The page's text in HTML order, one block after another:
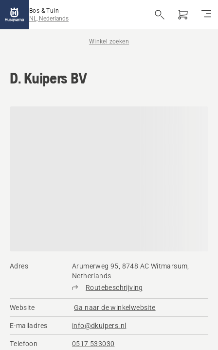
Bos & Tuin
NL, Nederlands
Winkel zoeken
D. Kuipers BV
Adres
Arumerweg 95, 8748 AC Witmarsum,
Netherlands
Routebeschrijving
Website Ga naar de winkelwebsite
E-mailadres info@dkuipers.nl
Telefoon 0517 533030